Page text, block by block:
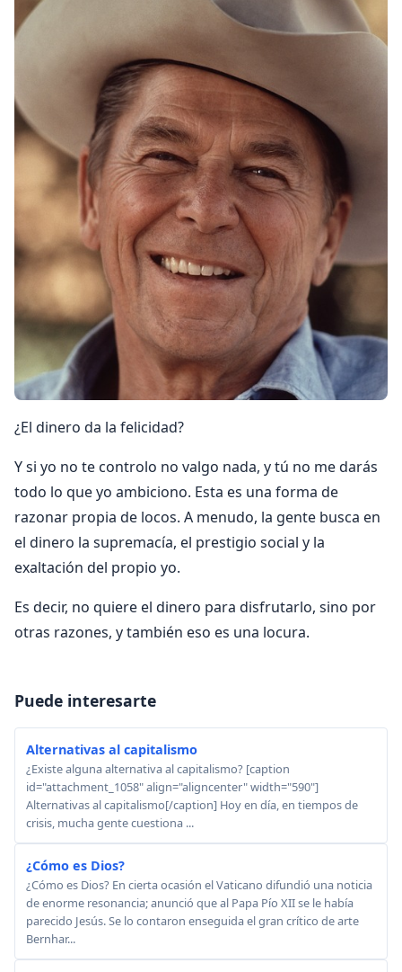
¿El dinero da la felicidad?
Y si yo no te controlo no valgo nada, y tú no me darás
todo lo que yo ambiciono. Esta es una forma de
razonar propia de locos. A menudo, la gente busca en
el dinero la supremacía, el prestigio social y la
exaltación del propio yo.
Es decir, no quiere el dinero para disfrutarlo, sino por
otras razones, y también eso es una locura.
Puede interesarte
Alternativas al capitalismo
¿Existe alguna alternativa al capitalismo? [caption
id="attachment_1058" align="aligncenter" width="590"]
Alternativas al capitalismo[/caption] Hoy en día, en tiempos de
crisis, mucha gente cuestiona ...
¿Cómo es Dios?
¿Cómo es Dios? En cierta ocasión el Vaticano difundió una noticia
de enorme resonancia; anunció que al Papa Pío XII se le había
parecido Jesús. Se lo contaron enseguida el gran crítico de arte
Bernhar...